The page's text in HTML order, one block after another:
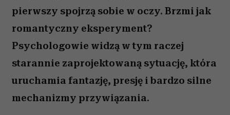
pierwszy spojrzą sobie w oczy. Brzmi jak
romantyczny eksperyment?
Psychologowie widzą w tym raczej
starannie zaprojektowaną sytuację, która
uruchamia fantazję, presję i bardzo silne
mechanizmy przywiązania.